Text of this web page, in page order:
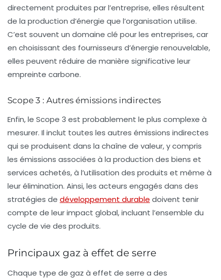
directement produites par l’entreprise, elles résultent
de la production d’énergie que l’organisation utilise.
C’est souvent un domaine clé pour les entreprises, car
en choisissant des fournisseurs d’énergie renouvelable,
elles peuvent réduire de manière significative leur
empreinte carbone.
Scope 3 : Autres émissions indirectes
Enfin, le Scope 3 est probablement le plus complexe à
mesurer. Il inclut toutes les autres émissions indirectes
qui se produisent dans la chaîne de valeur, y compris
les émissions associées à la production des biens et
services achetés, à l’utilisation des produits et même à
leur élimination. Ainsi, les acteurs engagés dans des
stratégies de développement durable doivent tenir
compte de leur impact global, incluant l’ensemble du
cycle de vie des produits.
Principaux gaz à effet de serre
Chaque type de gaz à effet de serre a des